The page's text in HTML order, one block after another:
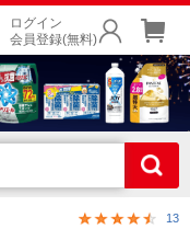
ログイン
会員登録(無料)
13